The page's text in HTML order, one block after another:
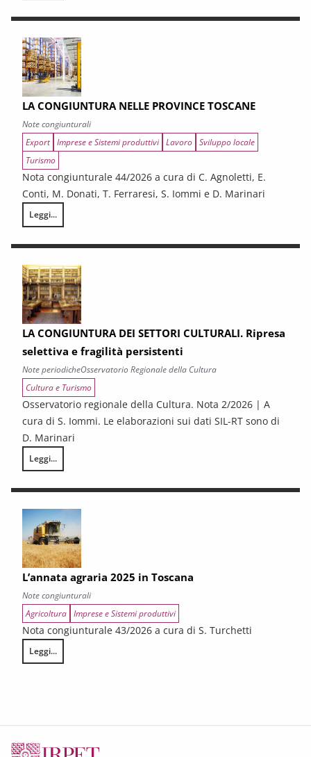
LA CONGIUNTURA NELLE PROVINCE TOSCANE
Note congiunturali
Export Imprese e Sistemi produttivi Lavoro Sviluppo locale
Turismo
Nota congiunturale 44/2026 a cura di C. Agnoletti, E.
Conti, M. Donati, T. Ferraresi, S. Iommi e D. Marinari
Leggi...
LA CONGIUNTURA NELLE PROVINCE TOSCANE
LA CONGIUNTURA DEI SETTORI CULTURALI. Ripresa
selettiva e fragilità persistenti
Note periodicheOsservatorio Regionale della Cultura
Cultura e Turismo
Osservatorio regionale della Cultura. Nota 2/2026 | A
cura di S. Iommi. Le elaborazioni sui dati SIL-RT sono di
D. Marinari
Leggi...
LA CONGIUNTURA DEI SETTORI CULTURALI. Ripresa selettiva e
L’annata agraria 2025 in Toscana
Note congiunturali
Agricoltura Imprese e Sistemi produttivi
Nota congiunturale 43/2026 a cura di S. Turchetti
Leggi...
L’annata agraria 2025 in Toscana